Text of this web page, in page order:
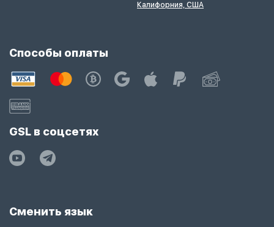
Калифорния, США
Способы оплаты
GSL в соцсетях
Сменить язык